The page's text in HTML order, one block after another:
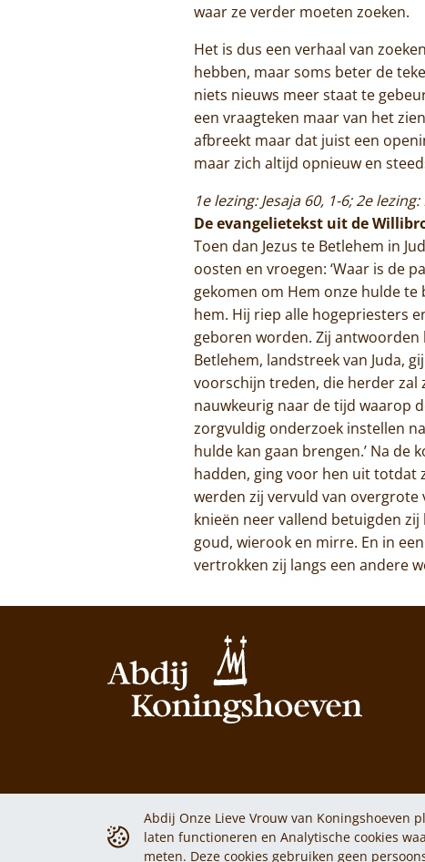
Abdij Onze Lieve Vrouw van Koningshoeven
laten functioneren en Analytische cookies
meten. Deze cookies gebruiken geen
waar ze verder moeten zoeken.
Het is dus een verhaal van
hebben, maar soms beter de
niets nieuws meer staat te
een vraagteken maar van het
afbreekt maar dat juist een
maar zich altijd opnieuw en
1e lezing: Jesaja 60, 1-6; 2e
De evangelietekst uit de
Toen dan Jezus te Betlehem in
oosten en vroegen: ‘Waar is de
gekomen om Hem onze hulde
hem. Hij riep alle hogepriesters
geboren worden. Zij antwoorden
Betlehem, landstreek van Juda,
voorschijn treden, die herder zal
nauwkeurig naar de tijd waarop
zorgvuldig onderzoek instellen
hulde kan gaan brengen.’ Na
hadden, ging voor hen uit totdat
werden zij vervuld van
knieën neer vallend betuigden
goud, wierook en mirre. En in
vertrokken zij langs een andere
Privacy policy Cookiebeleid